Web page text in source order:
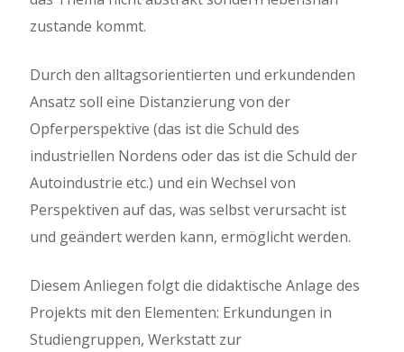
zustande kommt.
Durch den alltagsorientierten und erkundenden
Ansatz soll eine Distanzierung von der
Opferperspektive (das ist die Schuld des
industriellen Nordens oder das ist die Schuld der
Autoindustrie etc.) und ein Wechsel von
Perspektiven auf das, was selbst verursacht ist
und geändert werden kann, ermöglicht werden.
Diesem Anliegen folgt die didaktische Anlage des
Projekts mit den Elementen: Erkundungen in
Studiengruppen, Werkstatt zur